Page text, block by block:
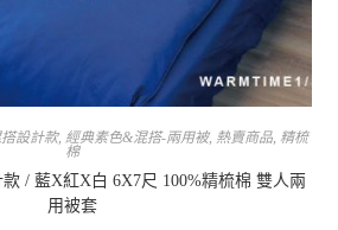
設計款, 經典素色&混搭-兩用被, 熱賣商品, 精梳
棉
/ 藍X紅X白 6X7尺 100%精梳棉 雙人兩
用被套